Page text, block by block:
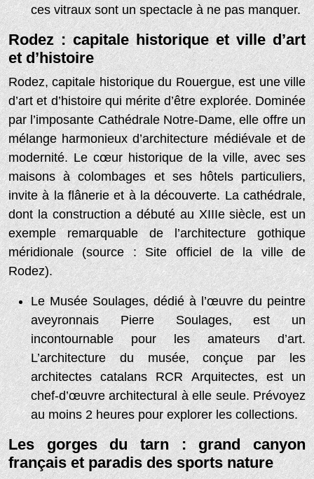
ces vitraux sont un spectacle à ne pas manquer.
Rodez : capitale historique et ville d’art
et d’histoire
Rodez, capitale historique du Rouergue, est une ville
d’art et d’histoire qui mérite d’être explorée. Dominée
par l’imposante Cathédrale Notre-Dame, elle offre un
mélange harmonieux d’architecture médiévale et de
modernité. Le cœur historique de la ville, avec ses
maisons à colombages et ses hôtels particuliers,
invite à la flânerie et à la découverte. La cathédrale,
dont la construction a débuté au XIIIe siècle, est un
exemple remarquable de l’architecture gothique
méridionale (source : Site officiel de la ville de
Rodez).
Le Musée Soulages, dédié à l’œuvre du peintre
aveyronnais Pierre Soulages, est un
incontournable pour les amateurs d’art.
L’architecture du musée, conçue par les
architectes catalans RCR Arquitectes, est un
chef-d’œuvre architectural à elle seule. Prévoyez
au moins 2 heures pour explorer les collections.
Les gorges du tarn : grand canyon
français et paradis des sports nature